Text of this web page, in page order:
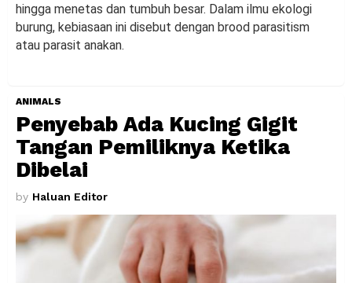
hingga menetas dan tumbuh besar. Dalam ilmu ekologi
burung, kebiasaan ini disebut dengan brood parasitism
atau parasit anakan.
ANIMALS
Penyebab Ada Kucing Gigit
Tangan Pemiliknya Ketika
Dibelai
by Haluan Editor